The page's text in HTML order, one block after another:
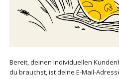
Bereit, deinen individuellen
du brauchst, ist deine E-Mail-